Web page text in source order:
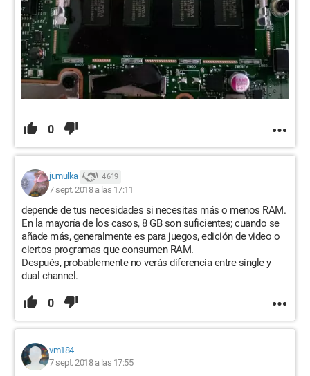
0
jumulka 4 619
7 sept. 2018 a las 17:11
depende de tus necesidades si necesitas más o menos RAM.
En la mayoría de los casos, 8 GB son suficientes; cuando se
añade más, generalmente es para juegos, edición de video o
ciertos programas que consumen RAM.
Después, probablemente no verás diferencia entre single y
dual channel.
0
vm184
7 sept. 2018 a las 17:55